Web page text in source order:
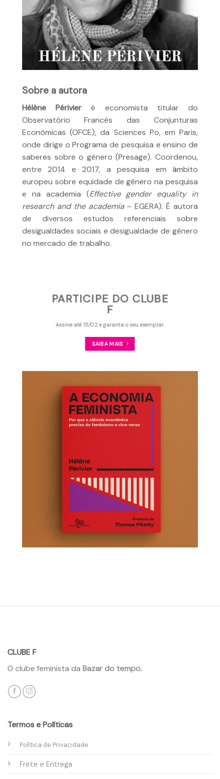
Sobre a autora
Hélène Périvier é economista titular do
Observatório Francês das Conjunturas
Econômicas (OFCE), da Sciences Po, em Paris,
onde dirige o Programa de pesquisa e ensino de
saberes sobre o gênero (Presage). Coordenou,
entre 2014 e 2017, a pesquisa em âmbito
europeu sobre equidade de gênero na pesquisa
e na academia (Effective gender equality in
research and the academia– EGERA). É autora
de diversos estudos referenciais sobre
desigualdades sociais e desigualdade de gênero
no mercado de trabalho.
PARTICIPE DO CLUBE
F
Assine até 15/02 e garanta o seu exemplar.
SAIBA MAIS
CLUBE F
O clube feminista da Bazar do tempo.
Termos e Políticas
Política de Privacidade
Frete e Entrega